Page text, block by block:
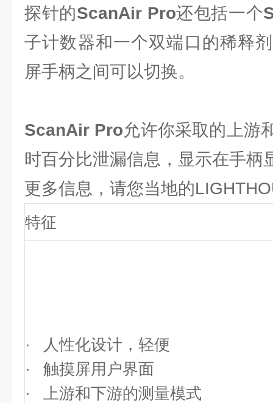
探针的ScanAir Pro还包括一个
子计数器和一个双端口的稀释
屏手柄之间可以切换。
ScanAir Pro允许你采取的上游
时百分比泄漏信息，显示在手柄
更多信息，请您当地的
特征
· 人性化设计，轻便
· 触摸屏用户界面
· 上游和下游的测量模式